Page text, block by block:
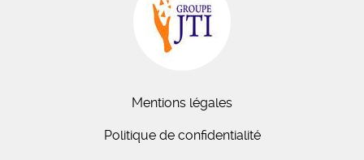
Mentions légales
Politique de confidentialité